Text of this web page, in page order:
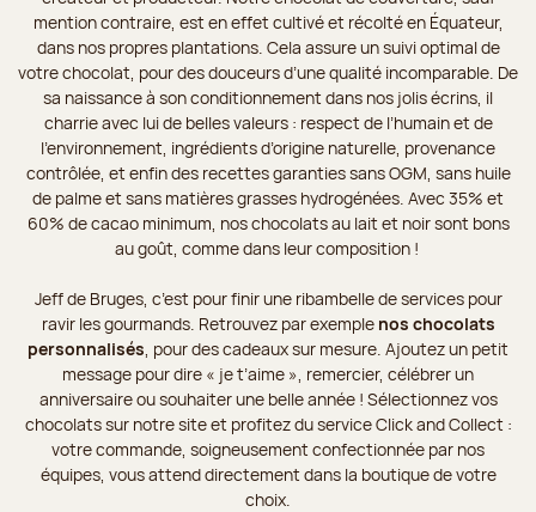
mention contraire, est en effet cultivé et récolté en Équateur,
dans nos propres plantations. Cela assure un suivi optimal de
votre chocolat, pour des douceurs d’une qualité incomparable. De
sa naissance à son conditionnement dans nos jolis écrins, il
charrie avec lui de belles valeurs : respect de l’humain et de
l’environnement, ingrédients d’origine naturelle, provenance
contrôlée, et enfin des recettes garanties sans OGM, sans huile
de palme et sans matières grasses hydrogénées. Avec 35% et
60% de cacao minimum, nos chocolats au lait et noir sont bons
au goût, comme dans leur composition !
Jeff de Bruges, c’est pour finir une ribambelle de services pour
ravir les gourmands. Retrouvez par exemple nos chocolats
personnalisés , pour des cadeaux sur mesure. Ajoutez un petit
message pour dire « je t’aime », remercier, célébrer un
anniversaire ou souhaiter une belle année ! Sélectionnez vos
chocolats sur notre site et profitez du service Click and Collect :
votre commande, soigneusement confectionnée par nos
équipes, vous attend directement dans la boutique de votre
choix.